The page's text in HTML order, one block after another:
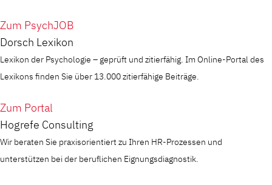
Zum PsychJOB
Dorsch Lexikon
Lexikon der Psychologie – geprüft und zitierfähig. Im Online-Portal des
Lexikons finden Sie über 13.000 zitierfähige Beiträge.
Zum Portal
Hogrefe Consulting
Wir beraten Sie praxisorientiert zu Ihren HR-Prozessen und
unterstützen bei der beruflichen Eignungsdiagnostik.